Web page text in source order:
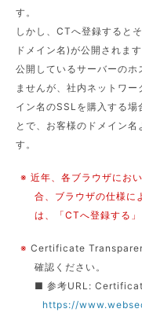
す。
しかし、CTへ登録すると
ドメイン名)が公開されます
公開しているサーバーのホ
ませんが、社内ネットワ
イン名のSSLを購入する場
とで、お客様のドメイン
す。
※ 近年、各ブラウザにお
合、ブラウザの仕様に
は、「CTへ登録する」
※Certificate
確認ください。
■ 参考URL:
https://